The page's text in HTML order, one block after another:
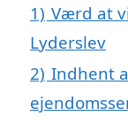
1) Værd at
Lyderslev
2) Indhent